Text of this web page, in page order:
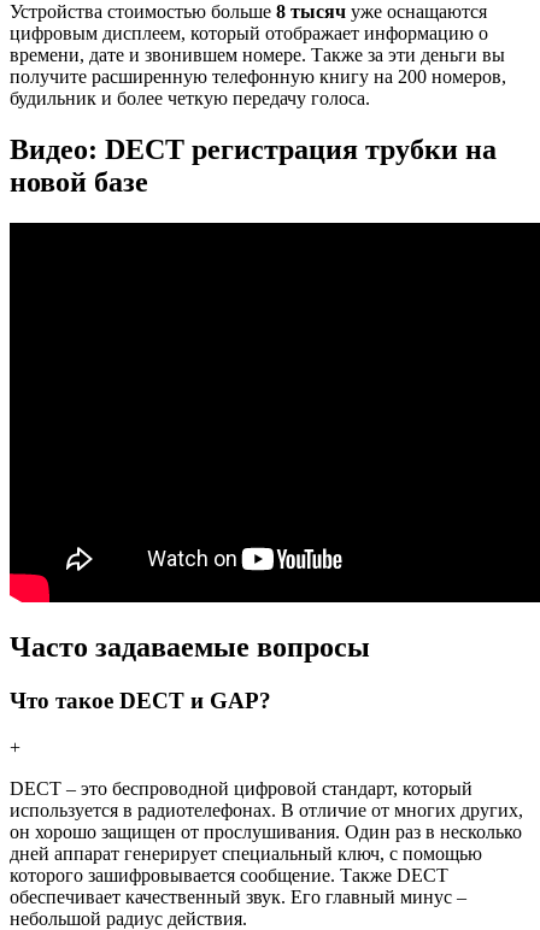
Устройства стоимостью больше 8 тысяч уже оснащаются
цифровым дисплеем, который отображает информацию о
времени, дате и звонившем номере. Также за эти деньги вы
получите расширенную телефонную книгу на 200 номеров,
будильник и более четкую передачу голоса.
Видео: DECT регистрация трубки на
новой базе
Часто задаваемые вопросы
Что такое DECT и GAP?
+
DECT – это беспроводной цифровой стандарт, который
используется в радиотелефонах. В отличие от многих других,
он хорошо защищен от прослушивания. Один раз в несколько
дней аппарат генерирует специальный ключ, с помощью
которого зашифровывается сообщение. Также DECT
обеспечивает качественный звук. Его главный минус –
небольшой радиус действия.